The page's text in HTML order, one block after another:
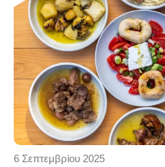
6 Σεπτεμβρίου 2025